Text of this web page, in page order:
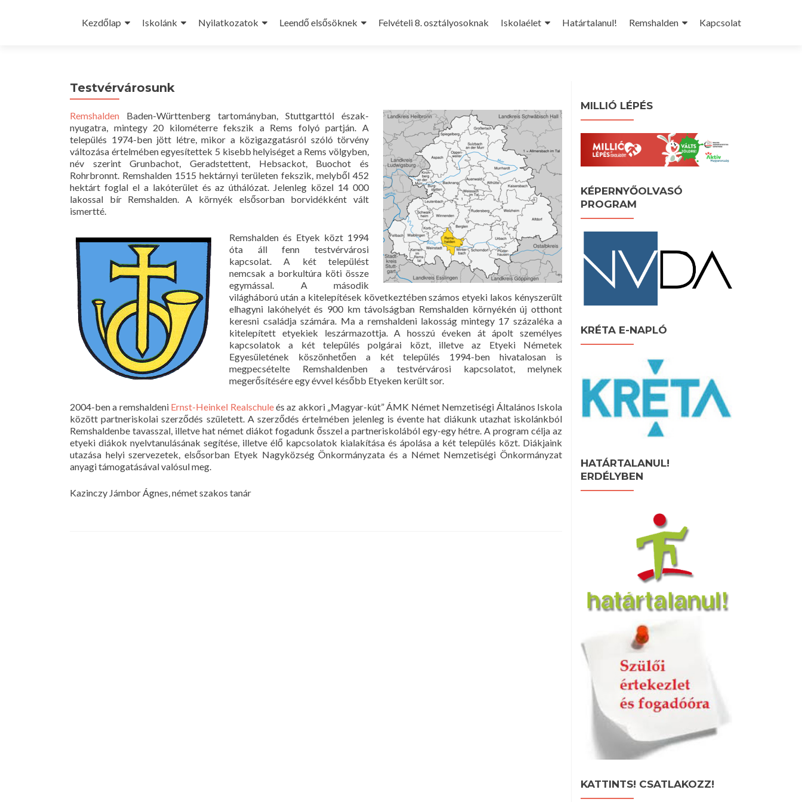
to
Kezdőlap Iskolánk Nyilatkozatok Leendő elsősöknek Felvételi 8. osztályosoknak Iskolaélet Határtalanul! Remshalden Kapcsolat
Testvérvárosunk
Remshalden Baden-Württenberg tartományban, Stuttgarttól észak-
nyugatra, mintegy 20 kilométerre fekszik a Rems folyó partján. A
település 1974-ben jött létre, mikor a közigazgatásról szóló törvény
változása értelmében egyesítettek 5 kisebb helyiséget a Rems völgyben,
név szerint Grunbachot, Geradstettent, Hebsackot, Buochot és
Rohrbronnt. Remshalden 1515 hektárnyi területen fekszik, melyből 452
hektárt foglal el a lakóterület és az úthálózat. Jelenleg közel 14 000
lakossal bír Remshalden. A környék elsősorban borvidékként vált
ismertté.
Remshalden és Etyek közt 1994
óta áll fenn testvérvárosi
kapcsolat. A két települést
nemcsak a borkultúra köti össze
egymással. A második
világháború után a kitelepítések következtében számos etyeki lakos kényszerült
elhagyni lakóhelyét és 900 km távolságban Remshalden környékén új otthont
keresni családja számára. Ma a remshaldeni lakosság mintegy 17 százaléka a
kitelepített etyekiek leszármazottja. A hosszú éveken át ápolt személyes
kapcsolatok a két település polgárai közt, illetve az Etyeki Németek
Egyesületének köszönhetően a két település 1994-ben hivatalosan is
megpecsételte Remshaldenben a testvérvárosi kapcsolatot, melynek
megerősítésére egy évvel később Etyeken került sor.
2004-ben a remshaldeni Ernst-Heinkel Realschuleés az akkori „Magyar-kút” ÁMK Német Nemzetiségi Általános Iskola
között partneriskolai szerződés született. A szerződés értelmében jelenleg is évente hat diákunk utazhat iskolánkból
Remshaldenbe tavasszal, illetve hat német diákot fogadunk ősszel a partneriskolából egy-egy hétre. A program célja az
etyeki diákok nyelvtanulásának segítése, illetve élő kapcsolatok kialakítása és ápolása a két település közt. Diákjaink
utazása helyi szervezetek, elsősorban Etyek Nagyközség Önkormányzata és a Német Nemzetiségi Önkormányzat
anyagi támogatásával valósul meg.
Kazinczy Jámbor Ágnes, német szakos tanár
MILLIÓ LÉPÉS
KÉPERNYŐOLVASÓ
PROGRAM
KRÉTA E-NAPLÓ
HATÁRTALANUL!
ERDÉLYBEN
KATTINTS! CSATLAKOZZ!